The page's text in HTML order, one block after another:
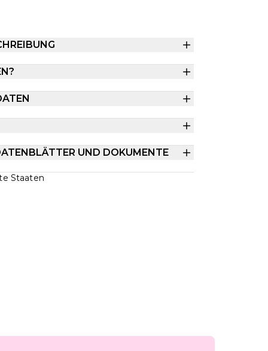
UND DOKUMENTE
Staaten